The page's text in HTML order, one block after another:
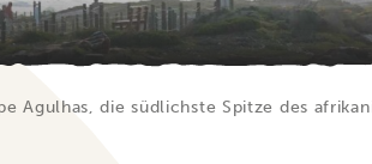
Agulhas, die südlichste Spitze des